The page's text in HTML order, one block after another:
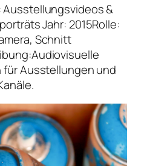
Ausstellungsvideos &
Jahr: 2015Rolle:
Schnitt
für Ausstellungen und